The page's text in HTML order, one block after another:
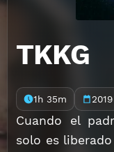
TKKG
1h 35m 2019
Cuando el
solo es